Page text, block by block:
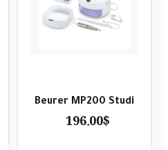
Beurer MP200 Studi
196.00$